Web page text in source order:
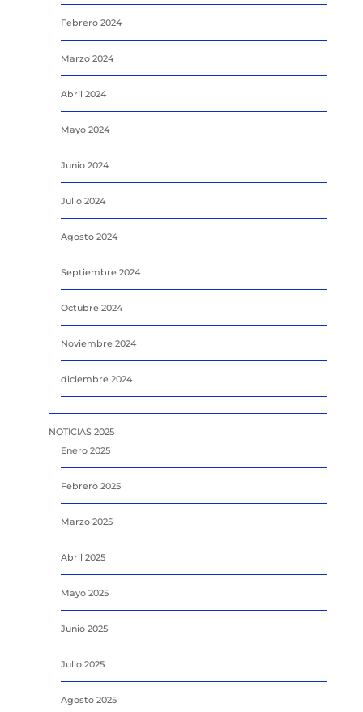
Febrero 2024
Marzo 2024
Abril 2024
Mayo 2024
Junio 2024
Julio 2024
Agosto 2024
Septiembre 2024
Octubre 2024
Noviembre 2024
diciembre 2024
NOTICIAS 2025
Enero 2025
Febrero 2025
Marzo 2025
Abril 2025
Mayo 2025
Junio 2025
Julio 2025
Agosto 2025